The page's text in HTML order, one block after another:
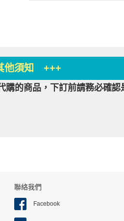
須知 +++
的商品，下訂前請務必確認
聯絡我們
Facebook